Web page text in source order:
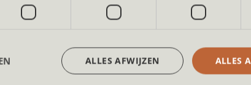
ALLES
ALLES AFWIJZEN